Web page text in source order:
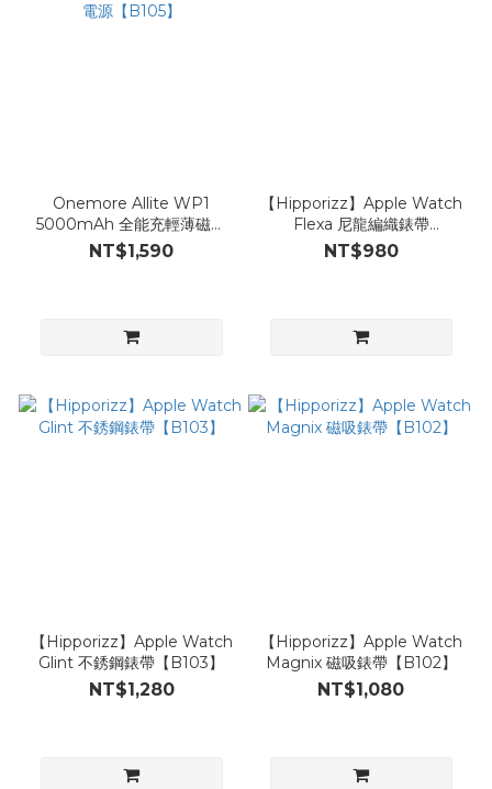
Onemore Allite WP1
5000mAh 全能充輕薄磁吸
行動電源【B105】
NT$1,590
【Hipporizz】Apple Watch
Flexa 尼龍編織錶帶
【B104】
NT$980
【Hipporizz】Apple Watch
Glint 不銹鋼錶帶【B103】
NT$1,280
【Hipporizz】Apple Watch
Magnix 磁吸錶帶【B102】
NT$1,080